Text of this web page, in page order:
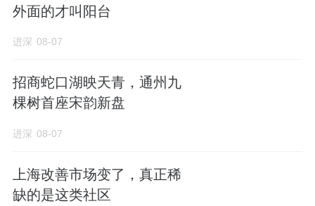
拿地回溯
怀柔新城6001地块成交于4月28日，中建智地
以7.56亿元总价竞得，楼面价约1.69万元/㎡，
溢价率2.44%。
地块位于怀柔区龙山街道，距离怀柔区政府约1
西侧临近怀柔水库，东侧临近怀柔城市森林公
外面的才叫阳台
进深 08-07
招商蛇口湖映天青，通州九
棵树首座宋韵新盘
进深 08-07
上海改善市场变了，真正稀
缺的是这类社区